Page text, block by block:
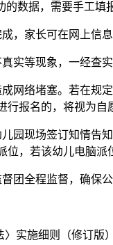
数据，需要手工填
家长可在网上信息
等现象，一经查实
络堵塞。若在规
报名的，将视为自
现场签订知情告
，若该幼儿电脑派
全程监督，确保公
施细则（修订版